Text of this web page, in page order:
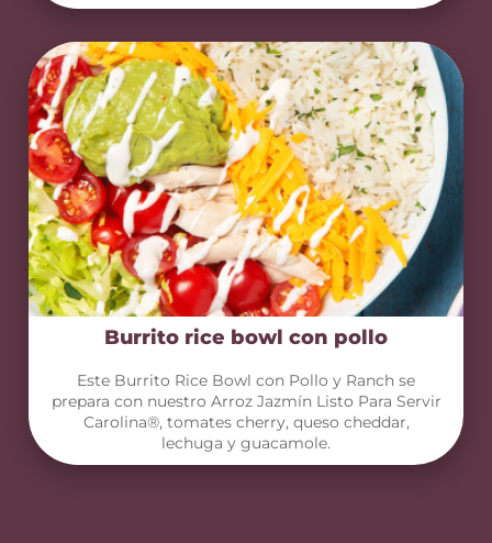
Burrito rice bowl con pollo
Este Burrito Rice Bowl con Pollo y Ranch se
prepara con nuestro Arroz Jazmín Listo Para Servir
Carolina®, tomates cherry, queso cheddar,
lechuga y guacamole.